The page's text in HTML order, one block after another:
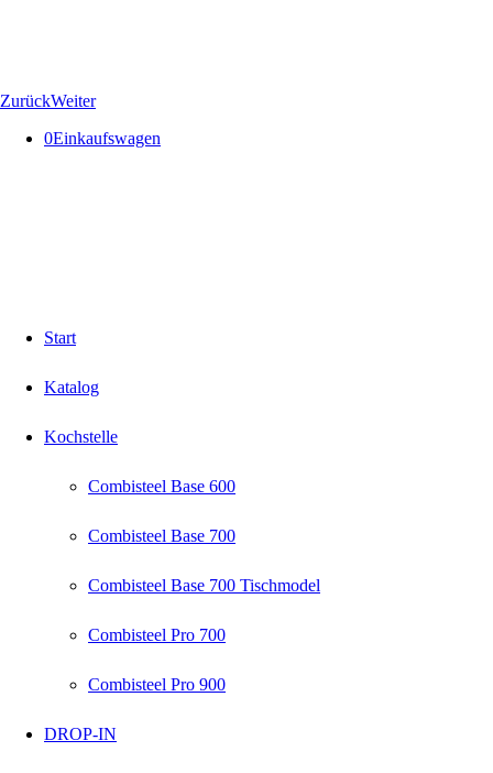
ZurückWeiter
0Einkaufswagen
Start
Katalog
Kochstelle
Combisteel Base 600
Combisteel Base 700
Combisteel Base 700 Tischmodel
Combisteel Pro 700
Combisteel Pro 900
DROP-IN